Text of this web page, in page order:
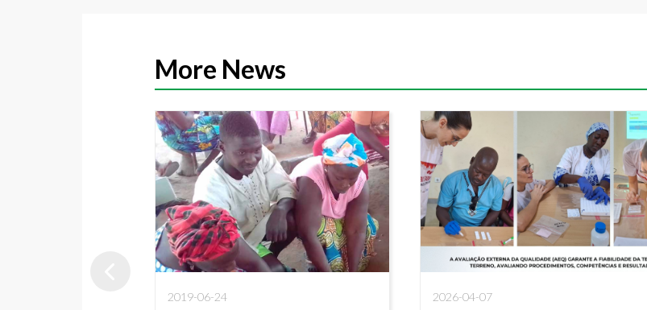
More News
2019-06-24 2026-04-07